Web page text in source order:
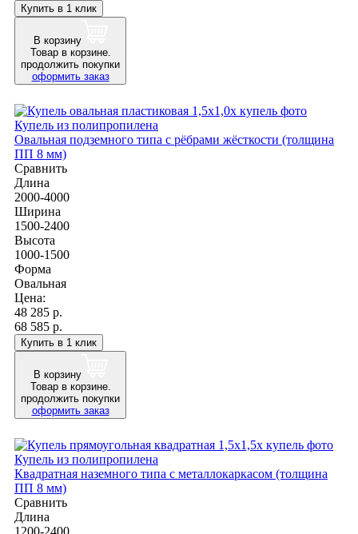
Купить в 1 клик
В корзину
Товар в корзине.
продолжить покупки
оформить заказ
Купель из полипропилена
Овальная подземного типа с рёбрами жёсткости (толщина
ПП 8 мм)
Сравнить
Длина
2000-4000
Ширина
1500-2400
Высота
1000-1500
Форма
Овальная
Цена:
48 285 р.
68 585 р.
Купить в 1 клик
В корзину
Товар в корзине.
продолжить покупки
оформить заказ
Купель из полипропилена
Квадратная наземного типа с металлокаркасом (толщина
ПП 8 мм)
Сравнить
Длина
1200-2400